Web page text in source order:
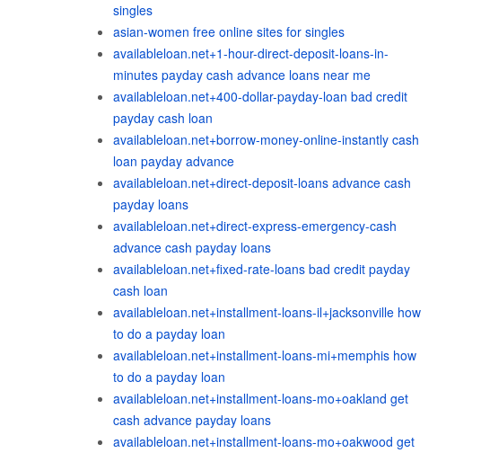
singles
asian-women free online sites for singles
availableloan.net+1-hour-direct-deposit-loans-in-
minutes payday cash advance loans near me
availableloan.net+400-dollar-payday-loan bad credit
payday cash loan
availableloan.net+borrow-money-online-instantly cash
loan payday advance
availableloan.net+direct-deposit-loans advance cash
payday loans
availableloan.net+direct-express-emergency-cash
advance cash payday loans
availableloan.net+fixed-rate-loans bad credit payday
cash loan
availableloan.net+installment-loans-il+jacksonville how
to do a payday loan
availableloan.net+installment-loans-mi+memphis how
to do a payday loan
availableloan.net+installment-loans-mo+oakland get
cash advance payday loans
availableloan.net+installment-loans-mo+oakwood get